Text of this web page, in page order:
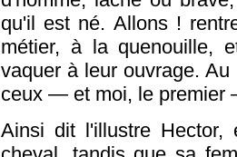
qu'il est né. Allons !
métier, à la quenouille,
vaquer à leur ouvrage.
ceux — et moi, le premier
Ainsi dit l'illustre